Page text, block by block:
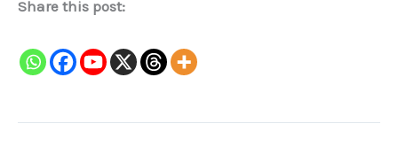
Share this post: